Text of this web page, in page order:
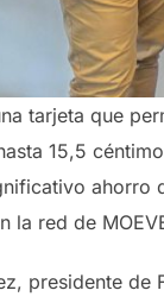
tarjeta que
15,5
la red de
presidente de